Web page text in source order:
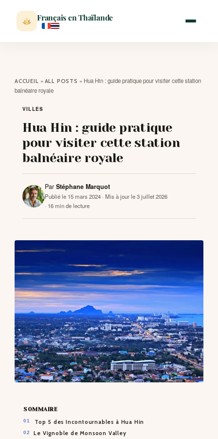
Français en Thaïlande
ACTUALITÉ
VISITER
MÉTÉO
EXPATRIATION
BLOG
CONTACTS
ACCUEIL » ALL POSTS » Hua Hin : guide pratique pour visiter cette station
balnéaire royale
VILLES
Hua Hin : guide pratique
pour visiter cette station
balnéaire royale
Par Stéphane Marquot
Publié le 15 mars 2024 · Mis à jour le 3 juillet 2026
· 16 min de lecture
SOMMAIRE
Top 5 des Incontournables à Hua Hin
Le Vignoble de Monsoon Valley